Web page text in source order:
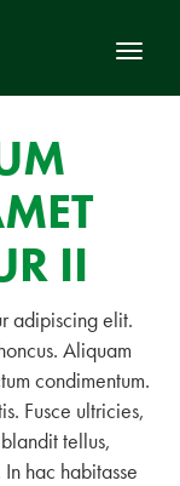
II
adipiscing elit.
Aliquam
condimentum.
Fusce ultricies,
tellus,
hac habitasse